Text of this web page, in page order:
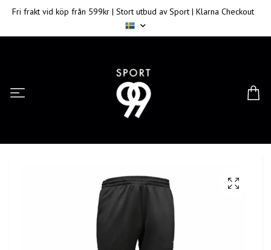
Fri frakt vid köp från 599kr | Stort utbud av Sport | Klarna Checkout